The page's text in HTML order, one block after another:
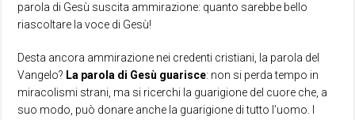
parola di Gesù suscita ammirazione: quanto sarebbe bello
riascoltare la voce di Gesù!
Desta ancora ammirazione nei credenti cristiani, la parola del
Vangelo? La parola di Gesù guarisce: non si perda tempo in
miracolismi strani, ma si ricerchi la guarigione del cuore che, a
suo modo, può donare anche la guarigione di tutto l’uomo. I